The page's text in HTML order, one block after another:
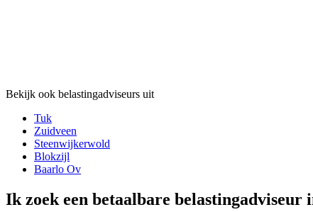
Bekijk ook belastingadviseurs uit
Tuk
Zuidveen
Steenwijkerwold
Blokzijl
Baarlo Ov
Ik zoek een betaalbare belastingadviseur